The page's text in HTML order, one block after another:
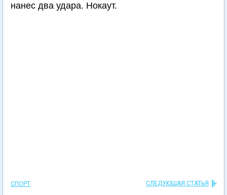
нанес два удара. Нокаут.
СПОРТ СЛЕДУЮЩАЯ СТАТЬЯ